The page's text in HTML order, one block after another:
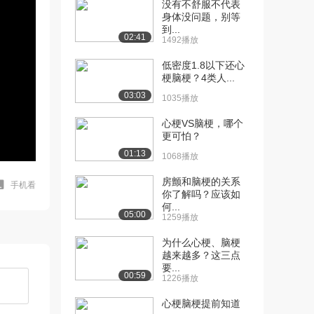
手机看
02:41
没有不舒服不代表
身体没问题，别等
到...
1492播放
03:03
低密度1.8以下还心
梗脑梗？4类人...
1035播放
01:13
心梗VS脑梗，哪个
更可怕？
1068播放
05:00
房颤和脑梗的关系
你了解吗？应该如
何...
1259播放
00:59
为什么心梗、脑梗
越来越多？这三点
要...
1226播放
心梗脑梗提前知道